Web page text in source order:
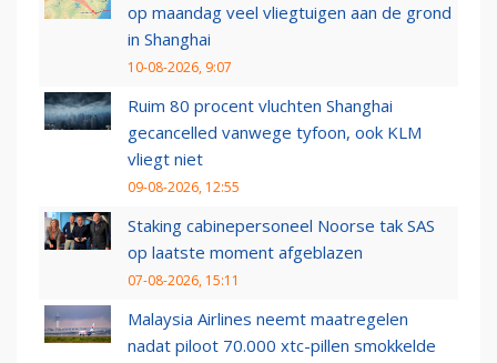
op maandag veel vliegtuigen aan de grond
in Shanghai
10-08-2026, 9:07
Ruim 80 procent vluchten Shanghai
gecancelled vanwege tyfoon, ook KLM
vliegt niet
09-08-2026, 12:55
Staking cabinepersoneel Noorse tak SAS
op laatste moment afgeblazen
07-08-2026, 15:11
Malaysia Airlines neemt maatregelen
nadat piloot 70.000 xtc-pillen smokkelde